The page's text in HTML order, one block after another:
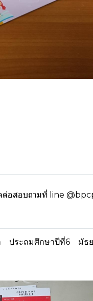
อสอบถามที่ line
ประถมศึกษาปีที่6 มัธ